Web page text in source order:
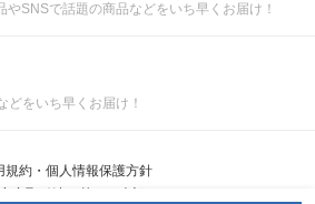
SNSで話題の商品などをいち早くお届け！
どをいち早くお届け！
規約・個人情報保護方針